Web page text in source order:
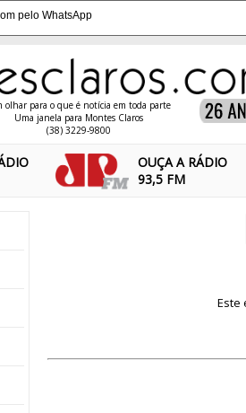
pelo WhatsApp
olhar para o que é notícia em toda parte
Uma janela para Montes Claros
(38) 3229-9800
OUÇA A RÁDIO
93,5 FM
Este